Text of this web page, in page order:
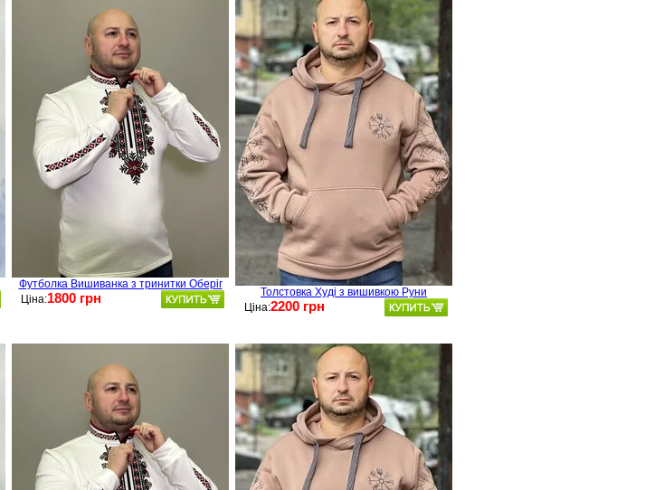
Футболка Вишиванка з тринитки Оберіг
Ціна:1800 грн
Толстовка Худі з вишивкою Руни
Ціна:2200 грн